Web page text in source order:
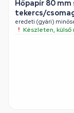
Hőpapír 80 mm
tekercs/
eredeti (gyári)
Készleten, külső